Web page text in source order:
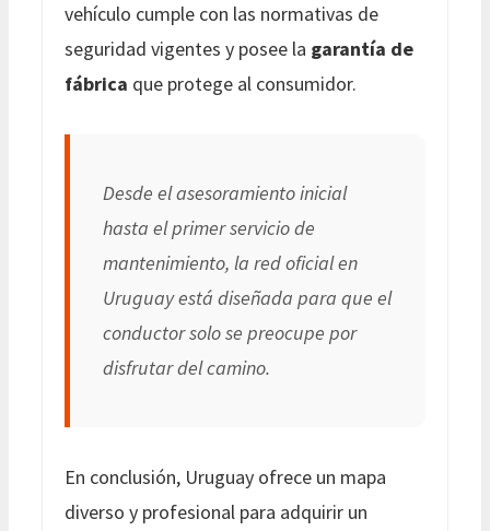
vehículo cumple con las normativas de
seguridad vigentes y posee la garantía de
fábrica que protege al consumidor.
Desde el asesoramiento inicial
hasta el primer servicio de
mantenimiento, la red oficial en
Uruguay está diseñada para que el
conductor solo se preocupe por
disfrutar del camino.
En conclusión, Uruguay ofrece un mapa
diverso y profesional para adquirir un